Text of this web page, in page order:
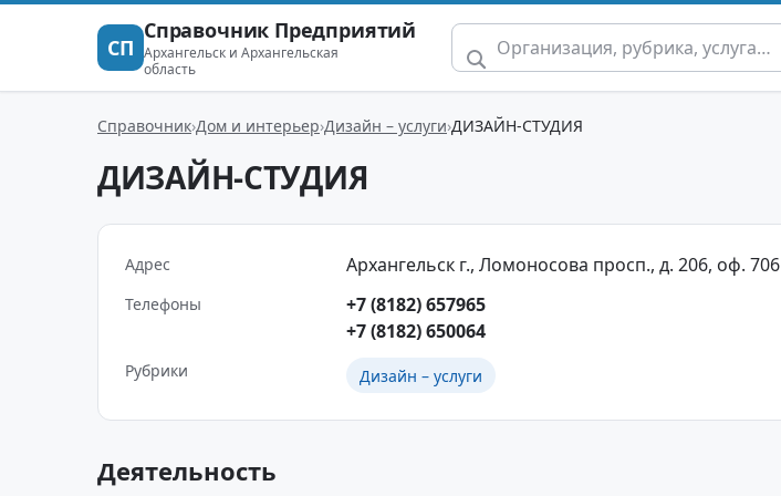
СП
Справочник Предприятий
Архангельск и Архангельская
область
Справочник Дом и интерьер Дизайн – услуги ДИЗАЙН-СТУДИЯ
ДИЗАЙН-СТУДИЯ
Адрес Архангельск г., Ломоносова просп., д. 206, оф. 706
Телефоны
+7 (8182) 657965
+7 (8182) 650064
Рубрики Дизайн – услуги
Деятельность